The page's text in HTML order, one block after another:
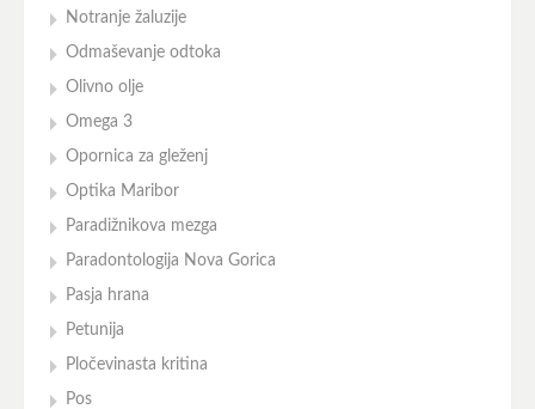
Notranje žaluzije
Odmaševanje odtoka
Olivno olje
Omega 3
Opornica za gleženj
Optika Maribor
Paradižnikova mezga
Paradontologija Nova Gorica
Pasja hrana
Petunija
Pločevinasta kritina
Pos